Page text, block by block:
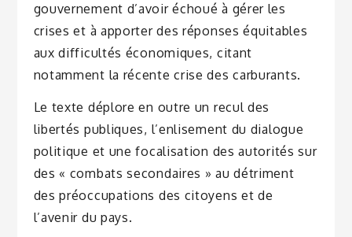
gouvernement d’avoir échoué à gérer les
crises et à apporter des réponses équitables
aux difficultés économiques, citant
notamment la récente crise des carburants.
Le texte déplore en outre un recul des
libertés publiques, l’enlisement du dialogue
politique et une focalisation des autorités sur
des « combats secondaires » au détriment
des préoccupations des citoyens et de
l’avenir du pays.